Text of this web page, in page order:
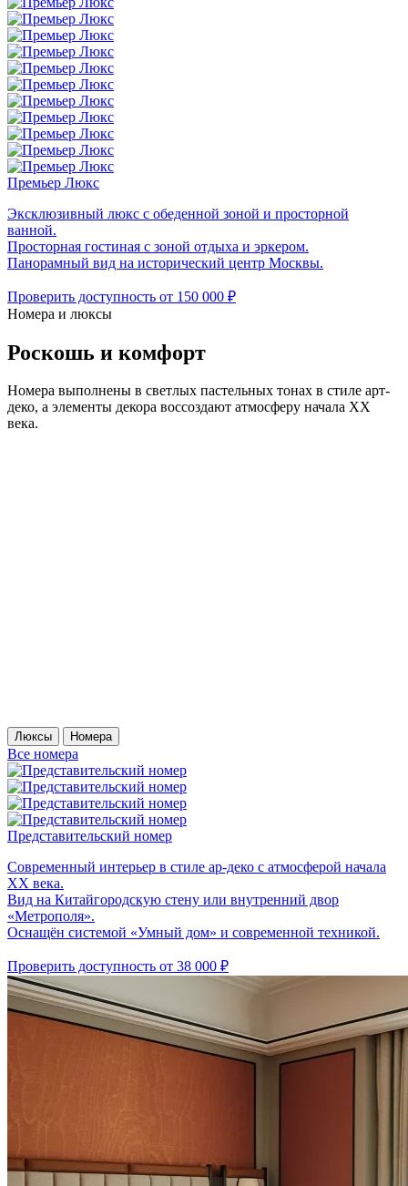
Премьер Люкс
Эксклюзивный люкс с обеденной зоной и просторной
ванной.
Просторная гостиная с зоной отдыха и эркером.
Панорамный вид на исторический центр Москвы.
Проверить доступность от 150 000 ₽
Номера и люксы
Роскошь и комфорт
Номера выполнены в светлых пастельных тонах в стиле арт-
деко, а элементы декора воссоздают атмосферу начала XX
века.
Люксы Номера
Все номера
Представитель­­­ский номер
Современный интерьер в стиле ар-деко с атмосферой начала
XX века.
Вид на Китайгородскую стену или внутренний двор
«Метрополя».
Оснащён системой «Умный дом» и современной техникой.
Проверить доступность от 38 000 ₽